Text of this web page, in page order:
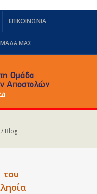
ΕΠΙΚΟΙΝΩΝΙΑ
ΜΑΣ
Blog
του